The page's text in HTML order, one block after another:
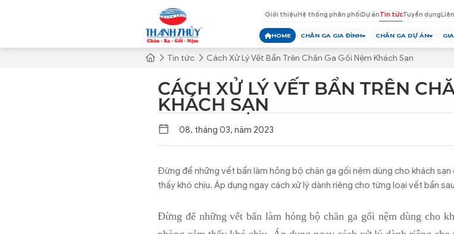
Giới thiệuHệ thống phân phốiDự ánTin tứcTuyển dụng
HOME CHĂN GA GIA ĐÌNH CHĂN GA DỰ ÁN
Tin tức Cách Xử Lý Vết Bẩn Trên Chăn Ga Gối Nệm Khách Sạn
CÁCH XỬ LÝ VẾT BẨN TRÊN
KHÁCH SẠN
08, tháng 03, năm 2023
Đừng để những vết bẩn làm hỏng bộ chăn ga gối nệm dùng cho khách
thấy khó chịu. Áp dụng ngay cách xử lý dành riêng cho từng loại vết bẩn
Đừng để những vết bẩn làm hỏng bộ chăn ga gối nệm dùng cho